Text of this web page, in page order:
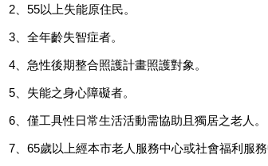
2、55以上失能原住民。
3、全年齡失智症者。
4、急性後期整合照護計畫照護對象。
5、失能之身心障礙者。
6、僅工具性日常生活活動需協助且獨居之老人。
7、65歲以上經本市老人服務中心或社會福利服